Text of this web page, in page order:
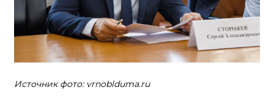
Источник фото: vrnoblduma.ru